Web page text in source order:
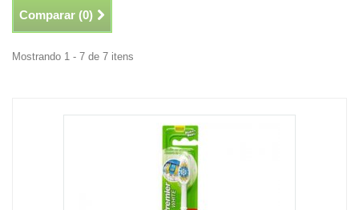
Comparar (0)
Mostrando 1 - 7 de 7 itens